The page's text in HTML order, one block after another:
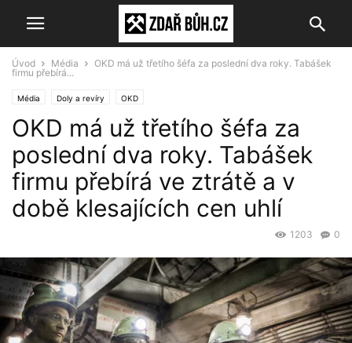
Úvod Média
OKD má už třetího šéfa za poslední dva roky. Tabášek
firmu přebírá...
Média Doly a revíry OKD
OKD má už třetího šéfa za
poslední dva roky. Tabášek
firmu přebírá ve ztrátě a v
době klesajících cen uhlí
0
1203